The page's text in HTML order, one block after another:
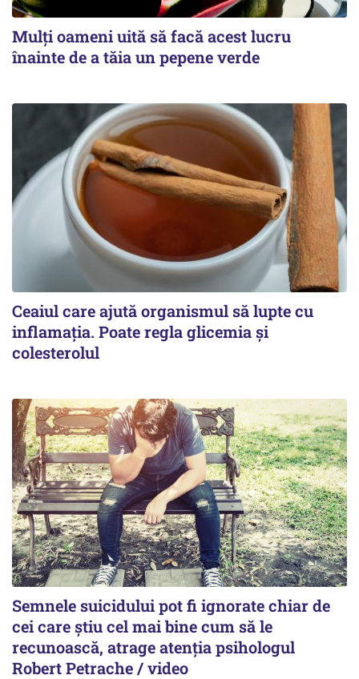
Mulți oameni uită să facă acest lucru
înainte de a tăia un pepene verde
Ceaiul care ajută organismul să lupte cu
inflamația. Poate regla glicemia și
colesterolul
Semnele suicidului pot fi ignorate chiar de
cei care știu cel mai bine cum să le
recunoască, atrage atenția psihologul
Robert Petrache / video